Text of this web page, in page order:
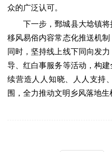
众的广泛认可。
下一步，鄄城县大埝镇
移风易俗内容常态化推送机制
同时，坚持线上线下同向发
导、红白事服务等活动，构
续营造人人知晓、人人支持
围，全力推动文明乡风落地生